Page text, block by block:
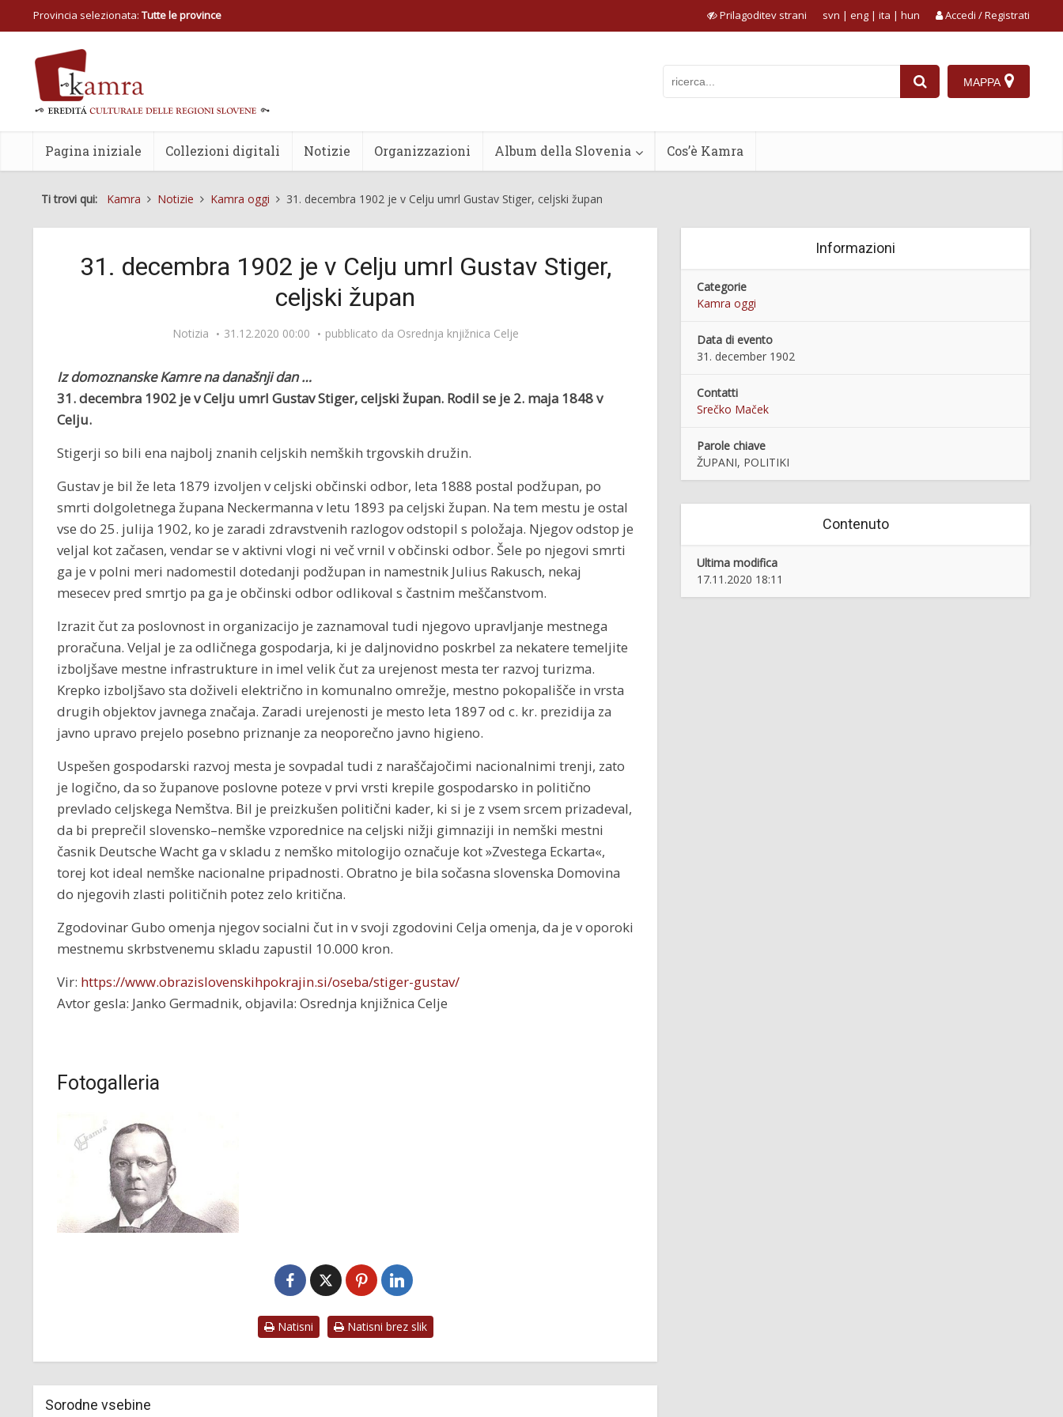
Provincia selezionata: Tutte le province Prilagoditev strani Accedi / Registrati
svn | eng | ita | hun
MAPPA
Pagina iniziale Collezioni digitali Notizie Organizzazioni Album della Slovenia Cos’è Kamra
Ti trovi qui: Kamra Notizie Kamra oggi 31. decembra 1902 je v Celju umrl Gustav Stiger, celjski župan
31. decembra 1902 je v Celju umrl Gustav Stiger,
celjski župan
Notizia 31.12.2020 00:00 pubblicato da Osrednja knjižnica Celje
Iz domoznanske Kamre na današnji dan …
31. decembra 1902 je v Celju umrl Gustav Stiger, celjski župan. Rodil se je 2. maja 1848 v
Celju.
Stigerji so bili ena najbolj znanih celjskih nemških trgovskih družin.
Gustav je bil že leta 1879 izvoljen v celjski občinski odbor, leta 1888 postal podžupan, po
smrti dolgoletnega župana Neckermanna v letu 1893 pa celjski župan. Na tem mestu je ostal
vse do 25. julija 1902, ko je zaradi zdravstvenih razlogov odstopil s položaja. Njegov odstop je
veljal kot začasen, vendar se v aktivni vlogi ni več vrnil v občinski odbor. Šele po njegovi smrti
ga je v polni meri nadomestil dotedanji podžupan in namestnik Julius Rakusch, nekaj
mesecev pred smrtjo pa ga je občinski odbor odlikoval s častnim meščanstvom.
Izrazit čut za poslovnost in organizacijo je zaznamoval tudi njegovo upravljanje mestnega
proračuna. Veljal je za odličnega gospodarja, ki je daljnovidno poskrbel za nekatere temeljite
izboljšave mestne infrastrukture in imel velik čut za urejenost mesta ter razvoj turizma.
Krepko izboljšavo sta doživeli električno in komunalno omrežje, mestno pokopališče in vrsta
drugih objektov javnega značaja. Zaradi urejenosti je mesto leta 1897 od c. kr. prezidija za
javno upravo prejelo posebno priznanje za neoporečno javno higieno.
Uspešen gospodarski razvoj mesta je sovpadal tudi z naraščajočimi nacionalnimi trenji, zato
je logično, da so županove poslovne poteze v prvi vrsti krepile gospodarsko in politično
prevlado celjskega Nemštva. Bil je preizkušen politični kader, ki si je z vsem srcem prizadeval,
da bi preprečil slovensko–nemške vzporednice na celjski nižji gimnaziji in nemški mestni
časnik Deutsche Wacht ga v skladu z nemško mitologijo označuje kot »Zvestega Eckarta«,
torej kot ideal nemške nacionalne pripadnosti. Obratno je bila sočasna slovenska Domovina
do njegovih zlasti političnih potez zelo kritična.
Zgodovinar Gubo omenja njegov socialni čut in v svoji zgodovini Celja omenja, da je v oporoki
mestnemu skrbstvenemu skladu zapustil 10.000 kron.
Vir: https://www.obrazislovenskihpokrajin.si/oseba/stiger-gustav/
Avtor gesla: Janko Germadnik, objavila: Osrednja knjižnica Celje
Fotogalleria
Natisni Natisni brez slik
Sorodne vsebine
Informazioni
Categorie
Kamra oggi
Data di evento
31. december 1902
Contatti
Srečko Maček
Parole chiave
ŽUPANI, POLITIKI
Contenuto
Ultima modifica
17.11.2020 18:11